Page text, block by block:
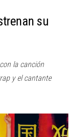
su
la canción
y el cantante